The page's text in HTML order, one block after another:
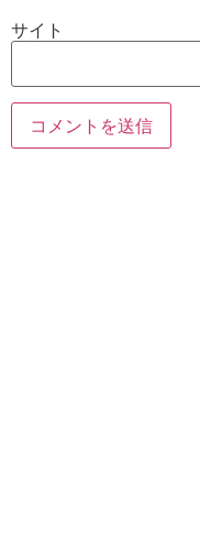
サイト